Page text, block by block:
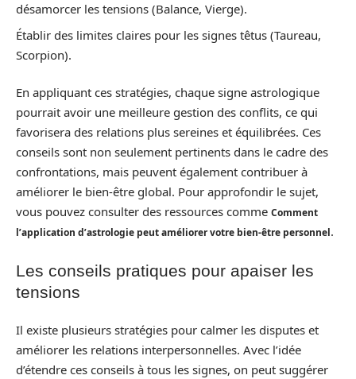
désamorcer les tensions (Balance, Vierge).
Établir des limites claires pour les signes têtus (Taureau,
Scorpion).
En appliquant ces stratégies, chaque signe astrologique
pourrait avoir une meilleure gestion des conflits, ce qui
favorisera des relations plus sereines et équilibrées. Ces
conseils sont non seulement pertinents dans le cadre des
confrontations, mais peuvent également contribuer à
améliorer le bien-être global. Pour approfondir le sujet,
vous pouvez consulter des ressources comme Comment
l’application d’astrologie peut améliorer votre bien-être personnel.
Les conseils pratiques pour apaiser les
tensions
Il existe plusieurs stratégies pour calmer les disputes et
améliorer les relations interpersonnelles. Avec l’idée
d’étendre ces conseils à tous les signes, on peut suggérer